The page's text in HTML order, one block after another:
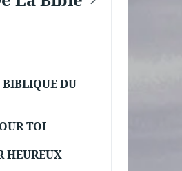
DU
TOI
HEUREUX